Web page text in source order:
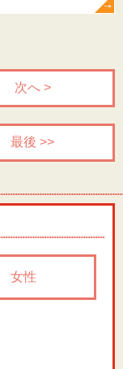
次へ >
最後 >>
女性